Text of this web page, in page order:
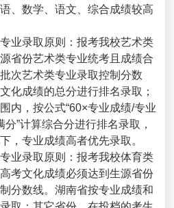
、数学、语文、综合成绩较高
业录取原则：报考我校艺术类
省份艺术类专业统考且成绩合
次艺术类专业录取控制分数
化成绩的总分进行排名录取；
内，按公式“60×专业成绩/专业
”计算综合分进行排名录取，
，专业成绩高者优先录取。
业录取原则：报考我校体育类
考文化成绩必须达到生源省份
分数线。湖南省按专业成绩和